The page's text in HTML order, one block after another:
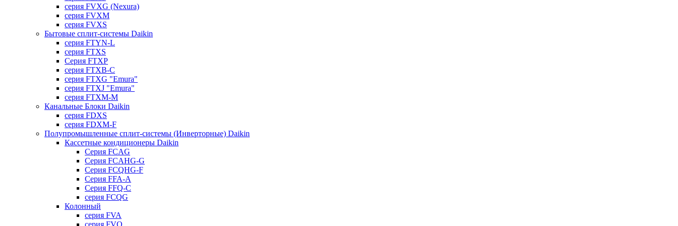
серия FVXG (Nexura)
серия FVXM
серия FVXS
Бытовые сплит-системы Daikin
серия FTYN-L
серия FTXS
Серия FTXP
серия FTXB-C
серия FTXG "Emura"
серия FTXJ "Emura"
серия FTXM-M
Канальные Блоки Daikin
серия FDXS
серия FDXM-F
Полупромышленные сплит-системы (Инверторные) Daikin
Кассетные кондиционеры Daikin
Серия FCAG
Серия FCAHG-G
Серия FCQHG-F
Серия FFA-A
Серия FFQ-C
серия FCQG
Колонный
серия FVA
серия FVQ